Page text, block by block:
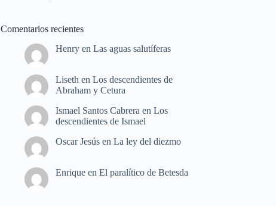
Comentarios recientes
Henry enLas aguas salutíferas
Liseth enLos descendientes de
Abraham y Cetura
Ismael Santos Cabrera enLos
descendientes de Ismael
Oscar Jesús enLa ley del diezmo
Enrique enEl paralítico de Betesda